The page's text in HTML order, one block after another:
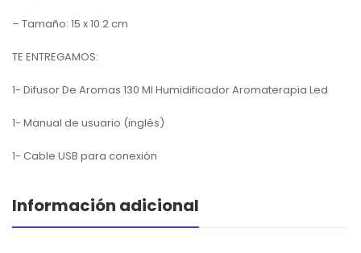
– Tamaño: 15 x 10.2 cm
TE ENTREGAMOS:
1- Difusor De Aromas 130 Ml Humidificador Aromaterapia Led
1- Manual de usuario (inglés)
1- Cable USB para conexión
Información adicional